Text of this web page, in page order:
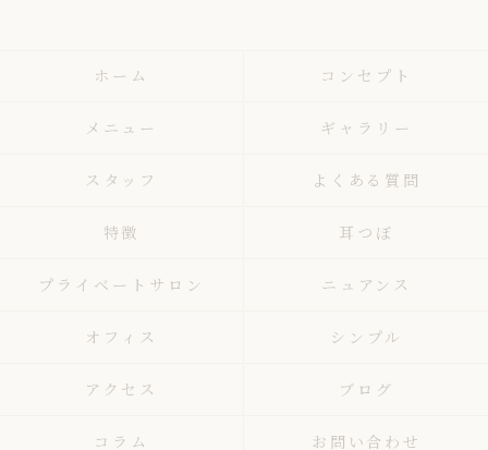
ホーム コンセプト
メニュー ギャラリー
スタッフ よくある質問
特徴 耳つぼ
プライベートサロン ニュアンス
オフィス シンプル
アクセス ブログ
コラム お問い合わせ